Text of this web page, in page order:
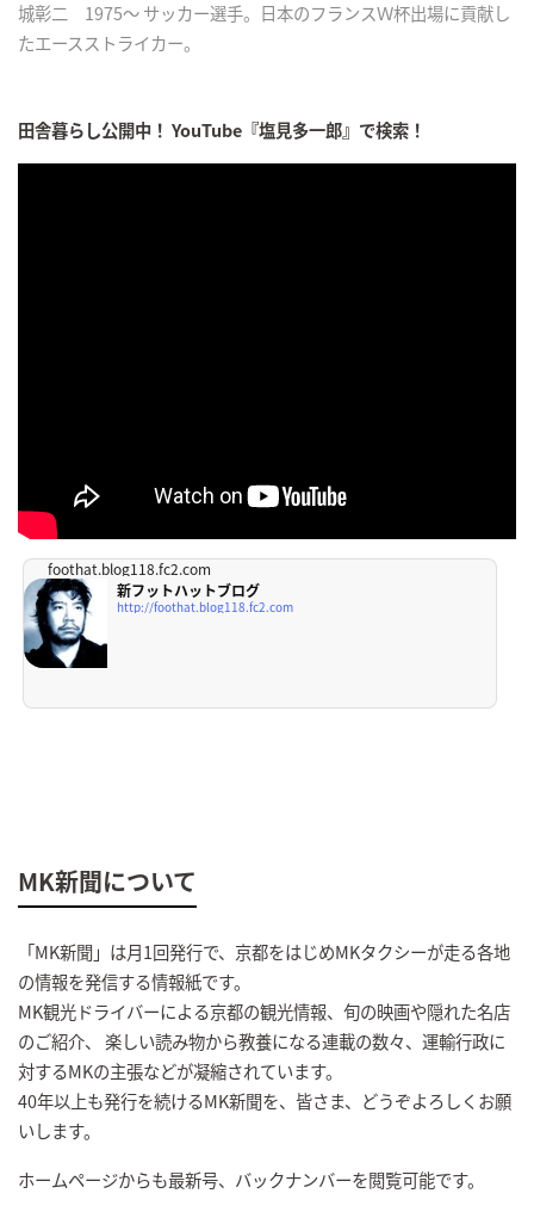
城彰二 1975～ サッカー選手。日本のフランスＷ杯出場に貢献し
たエースストライカー。
田舎暮らし公開中！ YouTube『塩見多一郎』で検索！
foothat.blog118.fc2.com
新フットハットブログ
http://foothat.blog118.fc2.com
MK新聞について
「MK新聞」は月1回発行で、京都をはじめMKタクシーが走る各地
の情報を発信する情報紙です。
MK観光ドライバーによる京都の観光情報、旬の映画や隠れた名店
のご紹介、 楽しい読み物から教養になる連載の数々、運輸行政に
対するMKの主張などが凝縮されています。
40年以上も発行を続けるMK新聞を、皆さま、どうぞよろしくお願
いします。
ホームページからも最新号、バックナンバーを閲覧可能です。